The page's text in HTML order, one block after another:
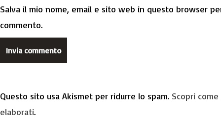
Salva il mio nome, email e sito web in questo browser
commento.
Questo sito usa Akismet per ridurre lo spam. Scopri
elaborati.